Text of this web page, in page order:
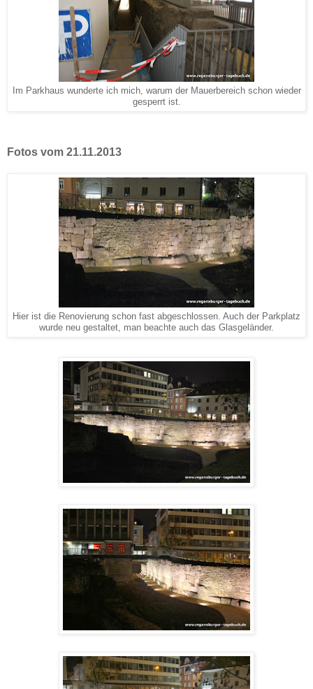
Im Parkhaus wunderte ich mich, warum der Mauerbereich schon wieder
gesperrt ist.
Fotos vom 21.11.2013
Hier ist die Renovierung schon fast abgeschlossen. Auch der Parkplatz
wurde neu gestaltet, man beachte auch das Glasgeländer.